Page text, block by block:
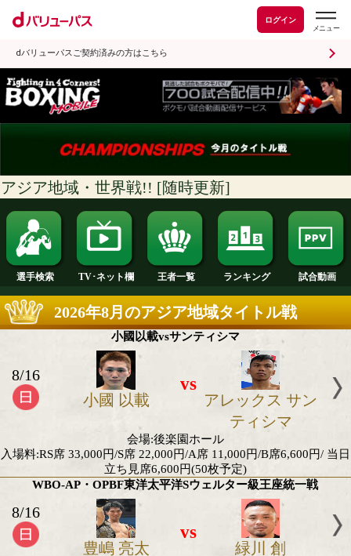
ログイン
dバリューパスご契約済みの方はこちら
地域・世界戦!! [随時更新]
TV･ネット欄 王者一覧
2026年8月のアジア地域タイトル
小國以載vsサンティシマ
8/16
小國 以載
vs
アレックス
ティシマ
会場:後楽園ホール
入場料:RS席 33,000円/S席 22,000円/A席 11,000円/B席